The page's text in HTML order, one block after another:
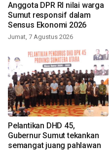
Anggota DPR RI nilai warga
Sumut responsif dalam
Sensus Ekonomi 2026
Jumat, 7 Agustus 2026
Pelantikan DHD 45,
Gubernur Sumut tekankan
semangat juang pahlawan